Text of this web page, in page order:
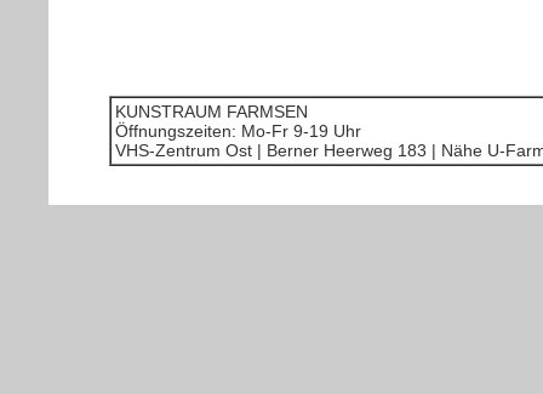
KUNSTRAUM FARMSEN
Öffnungszeiten: Mo-Fr 9-19 Uhr
VHS-Zentrum Ost | Berner Heerweg 183 | Nähe U-